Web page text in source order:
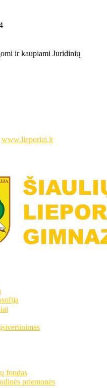
ir kaupiami Juridinių
www.lieporiai.lt
fondas
priemonės